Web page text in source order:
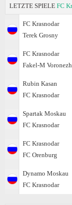
LETZTE SPIELE FC
FC Krasnodar
Terek Grosny
FC Krasnodar
Fakel-M Voronezh
Rubin Kasan
FC Krasnodar
Spartak Moskau
FC Krasnodar
FC Krasnodar
FC Orenburg
Dynamo Moskau
FC Krasnodar